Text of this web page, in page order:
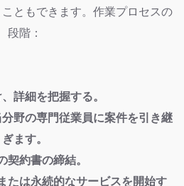
ともできます。作業プロセスの
段階：
詳細を把握する。
野の専門従業員に案件を引き継
ぎます。
契約書の締結。
たは永続的なサービスを開始す